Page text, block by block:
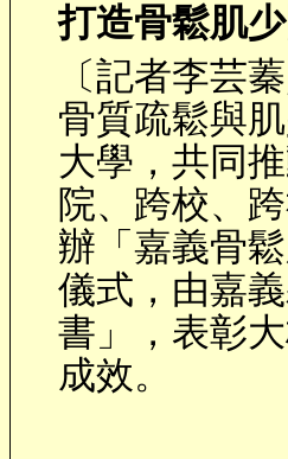
打造骨鬆肌
〔記者李芸
骨質疏鬆與
大學，共同
院、跨校、
辦「嘉義骨
儀式，由嘉
書」，表彰
成效。